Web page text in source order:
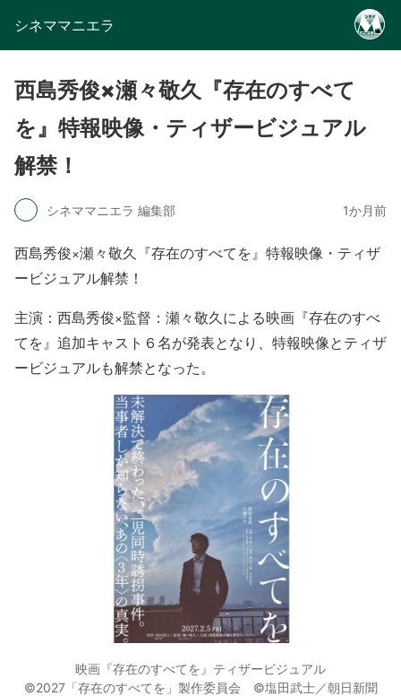
シネママニエラ
西島秀俊×瀬々敬久『存在のすべて
を』特報映像・ティザービジュアル
解禁！
シネママニエラ 編集部 1か月前
西島秀俊×瀬々敬久『存在のすべてを』特報映像・ティザ
ービジュアル解禁！
主演：西島秀俊×監督：瀬々敬久による映画『存在のすべ
てを』追加キャスト６名が発表となり、特報映像とティザ
ービジュアルも解禁となった。
映画『存在のすべてを』ティザービジュアル
©2027「存在のすべてを」製作委員会 ©塩田武士／朝日新聞